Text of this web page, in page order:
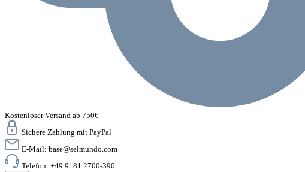
Kostenloser Versand ab 750€
Sichere Zahlung mit PayPal
E-Mail: base@selmundo.com
Telefon: +49 9181 2700-390